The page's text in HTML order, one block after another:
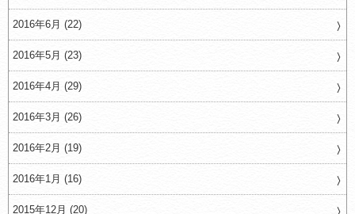
2016年6月 (22)
2016年5月 (23)
2016年4月 (29)
2016年3月 (26)
2016年2月 (19)
2016年1月 (16)
2015年12月 (20)